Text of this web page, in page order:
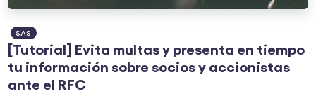
SAS
[Tutorial] Evita multas y presenta en tiempo
tu información sobre socios y accionistas
ante el RFC